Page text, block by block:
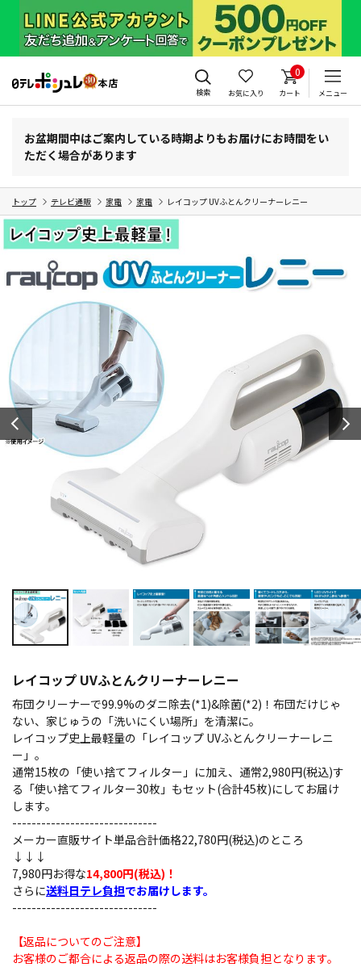
検索 お気に入り
0
カート メニュー
お盆期間中はご案内している時期よりもお届けにお時間をい
ただく場合があります
トップ テレビ通販 家電 家電 レイコップ UVふとんクリーナーレニー
レイコップ UVふとんクリーナーレニー
布団クリーナーで99.9%のダニ除去(*1)&除菌(*2)！布団だけじゃ
ない、家じゅうの「洗いにくい場所」を清潔に。
レイコップ史上最軽量の「レイコップ UVふとんクリーナーレニ
ー」。
通常15枚の「使い捨てフィルター」に加え、通常2,980円(税込)す
る「使い捨てフィルター30枚」もセット(合計45枚)にしてお届け
します。
------------------------------
メーカー直販サイト単品合計価格22,780円(税込)のところ
↓↓↓
7,980円お得な14,800円(税込)！
さらに送料日テレ負担でお届けします。
------------------------------
【返品についてのご注意】
お客様のご都合による返品の際の送料はお客様負担となります。